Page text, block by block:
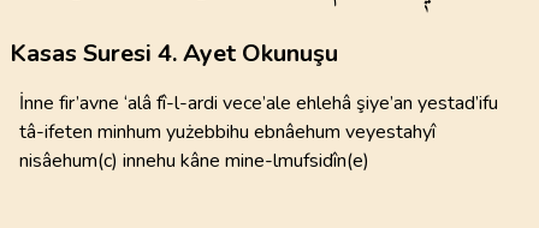
Kasas Suresi 4. Ayet Okunuşu
İnne fir’avne ‘alâ fî-l-ardi vece’ale ehlehâ şiye’an yestad’ifu
tâ-ifeten minhum yużebbihu ebnâehum veyestahyî
nisâehum(c) innehu kâne mine-lmufsidîn(e)